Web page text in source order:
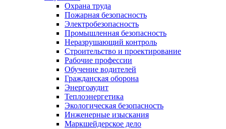
Охрана труда
Пожарная безопасность
Электробезопасность
Промышленная безопасность
Неразрушающий контроль
Строительство и проектирование
Рабочие профессии
Обучение водителей
Гражданская оборона
Энергоаудит
Теплоэнергетика
Экологическая безопасность
Инженерные изыскания
Маркшейдерское дело